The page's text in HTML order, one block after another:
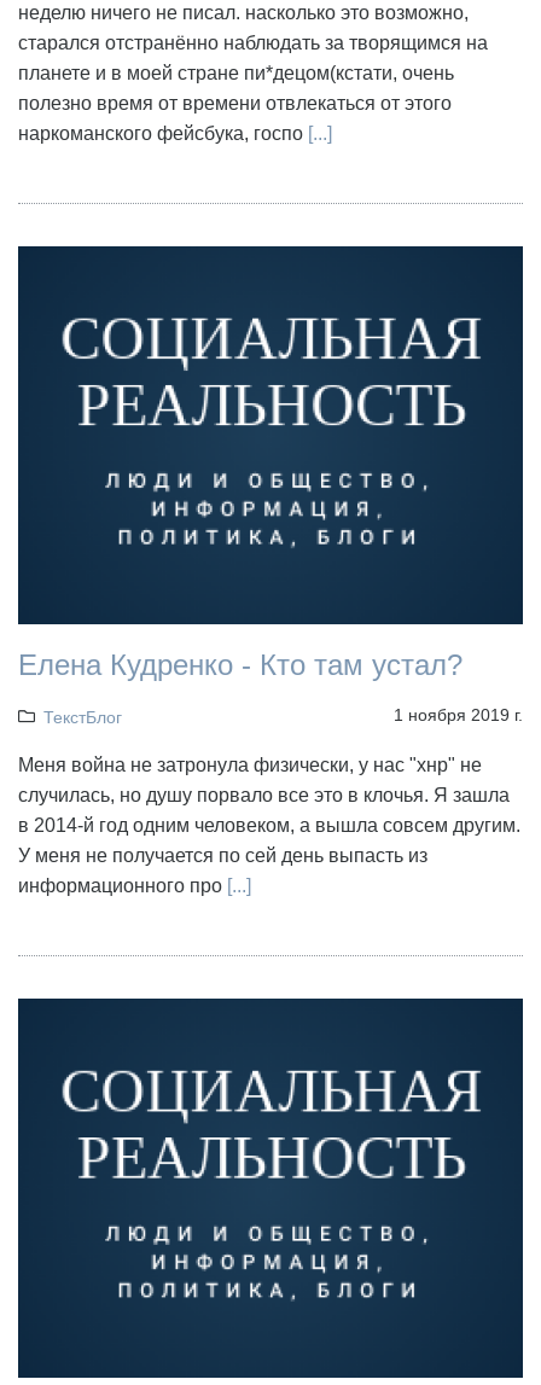
неделю ничего не писал. насколько это возможно,
старался отстранённо наблюдать за творящимся на
планете и в моей стране пи*децом(кстати, очень
полезно время от времени отвлекаться от этого
наркоманского фейсбука, госпо [...]
Елена Кудренко - Кто там устал?
ТекстБлог 1 ноября 2019 г.
Меня война не затронула физически, у нас "хнр" не
случилась, но душу порвало все это в клочья. Я зашла
в 2014-й год одним человеком, а вышла совсем другим.
У меня не получается по сей день выпасть из
информационного про [...]